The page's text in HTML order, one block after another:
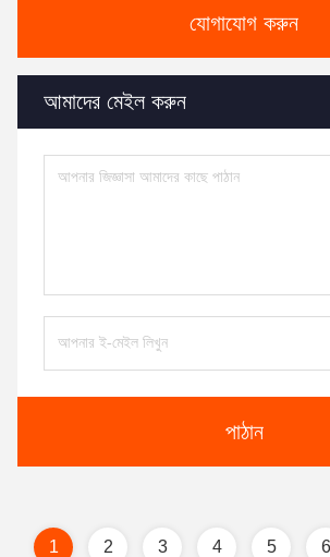
যোগাযোগ করুন
আমাদের মেইল ​​করুন
পাঠান
1 2 3 4 5 6